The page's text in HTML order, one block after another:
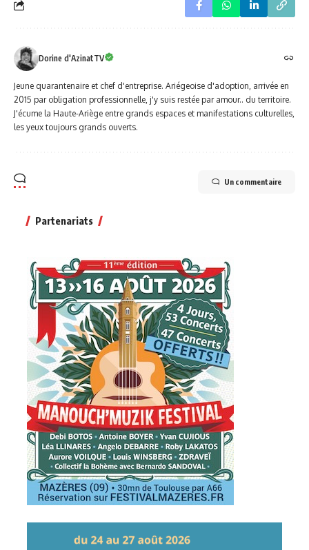
Dorine d'AzinatTV
Jeune quarantenaire et chef d'entreprise. Ariégeoise d'adoption, arrivée en
2015 par obligation professionnelle, j'y suis restée par amour.. du territoire.
J'écume la Haute-Ariège entre grands espaces et manifestations culturelles,
les yeux toujours grands ouverts.
Un commentaire
Partenariats